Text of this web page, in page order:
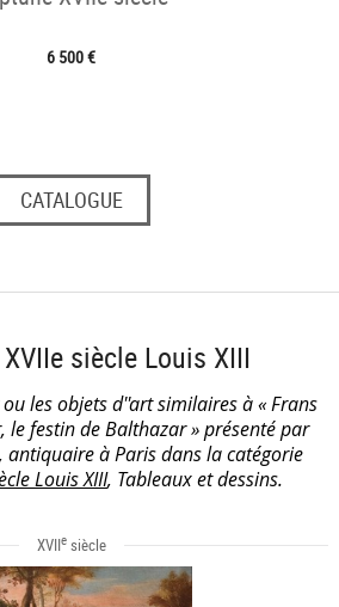
6 500 €
CATALOGUE
siècle Louis XIII
les objets d''art similaires à « Frans
le festin de Balthazar » présenté par
antiquaire à Paris dans la catégorie
Louis XIII, Tableaux et dessins.
XVIIesiècle